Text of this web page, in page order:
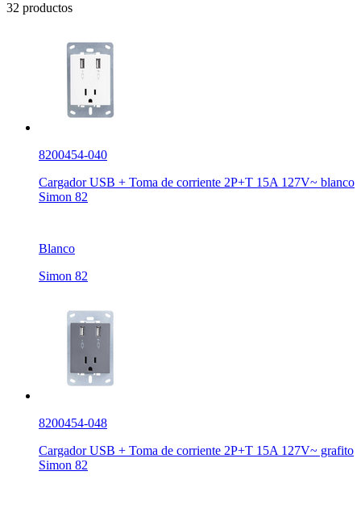
32 productos
8200454-040
Cargador USB + Toma de corriente 2P+T 15A 127V~ blanco
Simon 82
Blanco
Simon 82
8200454-048
Cargador USB + Toma de corriente 2P+T 15A 127V~ grafito
Simon 82